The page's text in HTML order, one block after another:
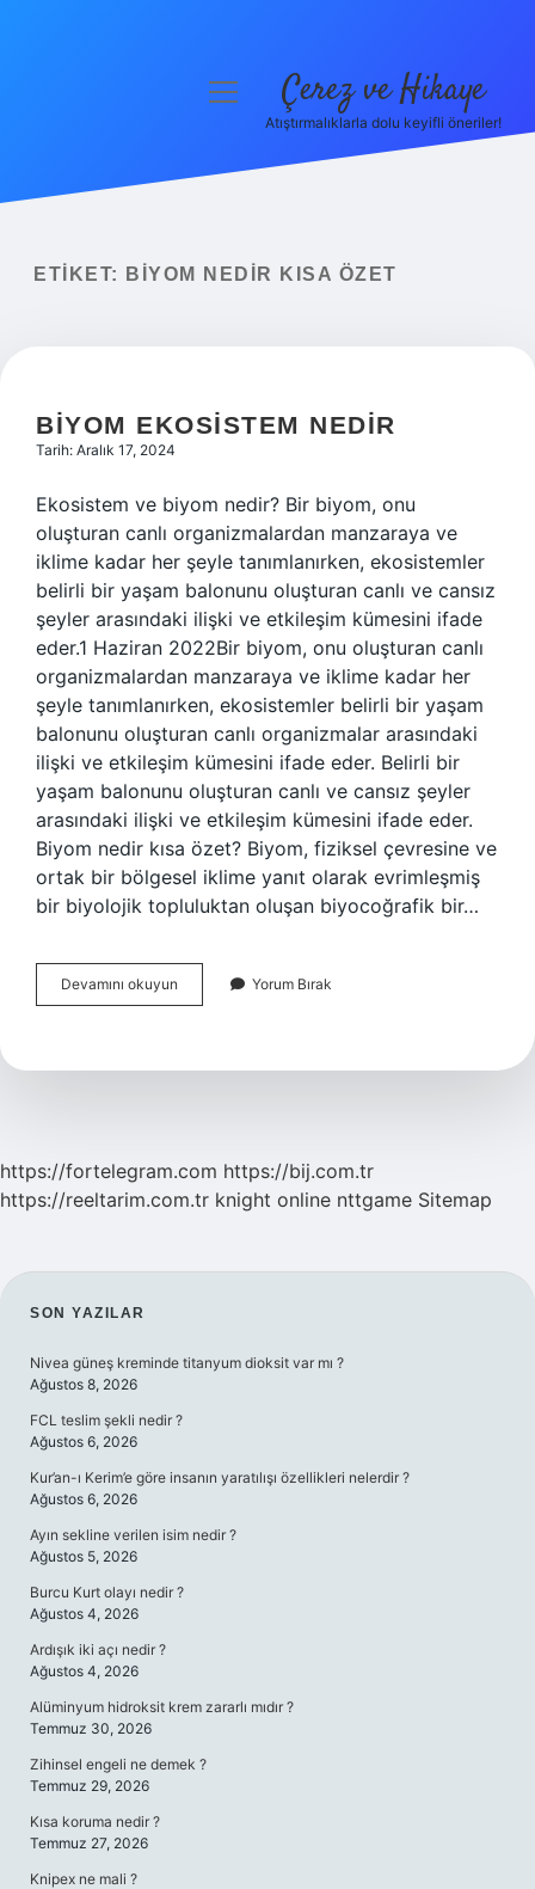
Yasal Uyarı
menüyü Çerez ve Hikaye
Atıştırmalıklarla dolu keyifli öneriler!
ETIKET: BIYOM NEDIR KISA ÖZET
BIYOM EKOSISTEM NEDIR
Tarih: Aralık 17, 2024
Ekosistem ve biyom nedir? Bir biyom, onu
oluşturan canlı organizmalardan manzaraya ve
iklime kadar her şeyle tanımlanırken, ekosistemler
belirli bir yaşam balonunu oluşturan canlı ve cansız
şeyler arasındaki ilişki ve etkileşim kümesini ifade
eder.1 Haziran 2022Bir biyom, onu oluşturan canlı
organizmalardan manzaraya ve iklime kadar her
şeyle tanımlanırken, ekosistemler belirli bir yaşam
balonunu oluşturan canlı organizmalar arasındaki
ilişki ve etkileşim kümesini ifade eder. Belirli bir
yaşam balonunu oluşturan canlı ve cansız şeyler
arasındaki ilişki ve etkileşim kümesini ifade eder.
Biyom nedir kısa özet? Biyom, fiziksel çevresine ve
ortak bir bölgesel iklime yanıt olarak evrimleşmiş
bir biyolojik topluluktan oluşan biyocoğrafik bir…
Devamını okuyun
Ekosistem
Yorum Bırak
https://fortelegram.com https://bij.com.tr
https://reeltarim.com.tr knight online nttgame Sitemap
SIDEBAR
SON YAZILAR
Nivea güneş kreminde titanyum dioksit var mı ?
Ağustos 8, 2026
FCL teslim şekli nedir ?
Ağustos 6, 2026
Kur’an-ı Kerim’e göre insanın yaratılışı özellikleri nelerdir ?
Ağustos 6, 2026
Ayın sekline verilen isim nedir ?
Ağustos 5, 2026
Burcu Kurt olayı nedir ?
Ağustos 4, 2026
Ardışık iki açı nedir ?
Ağustos 4, 2026
Alüminyum hidroksit krem zararlı mıdır ?
Temmuz 30, 2026
Zihinsel engeli ne demek ?
Temmuz 29, 2026
Kısa koruma nedir ?
Temmuz 27, 2026
Knipex ne mali ?